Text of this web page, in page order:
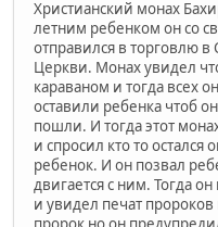
Христианский монах
летним ребенком он со
отправился в торговлю
Церкви. Монах увидел
караваном и тогда всех
оставили ребенка чтоб
пошли. И тогда этот
и спросил кто то
ребенок. И он позвал
двигается с ним. Тогда
и увидел печат